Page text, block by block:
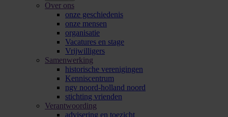
Over ons
onze geschiedenis
onze mensen
organisatie
Vacatures en stage
Vrijwilligers
Samenwerking
historische verenigingen
Kenniscentrum
ngv noord-holland noord
stichting vrienden
Verantwoording
advisering en toezicht